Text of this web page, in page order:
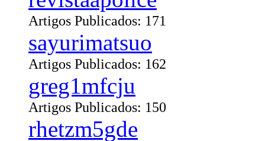
Artigos Publicados: 171
sayurimatsuo
Artigos Publicados: 162
greg1mfcju
Artigos Publicados: 150
rhetzm5gde